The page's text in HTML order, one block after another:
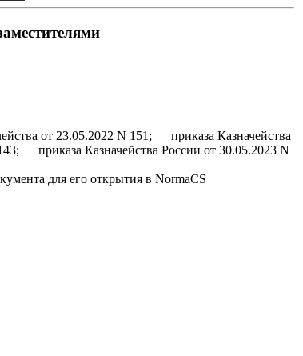
от 23.05.2022 N 151; приказа Казначейства
приказа Казначейства России от 30.05.2023 N
для его открытия в NormaCS